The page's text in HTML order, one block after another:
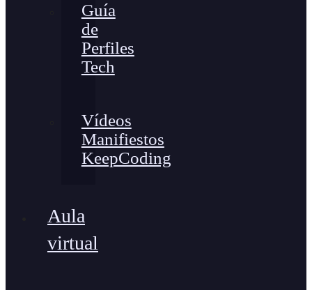
Guía
de
Perfiles
Tech
Vídeos
Manifiestos
KeepCoding
Aula
virtual